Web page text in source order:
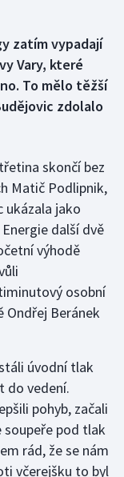
zatím vypadají
Vary, které
To mělo těžší
zdolalo
skončí bez
Matič Podlipnik,
ukázala jako
další dvě
výhodě
osobní
Ondřej Beránek
úvodní tlak
do vedení.
pohyb, začali
pod tlak
rád, že se nám
včerejšku to byl